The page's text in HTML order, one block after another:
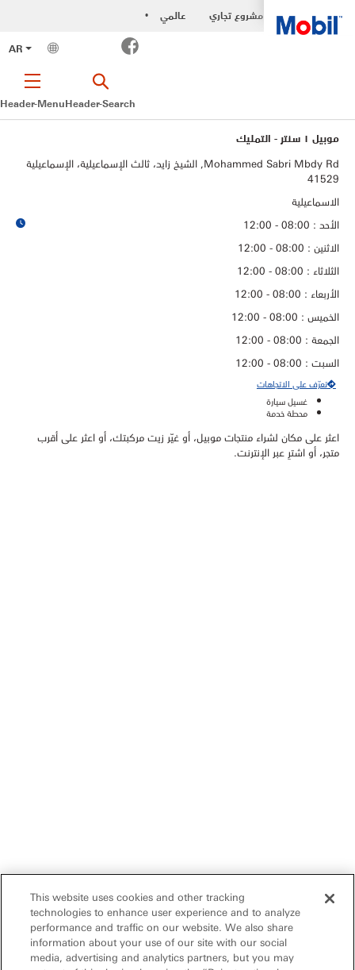
مشروع تجاري •
عالمي
AR
Facebook
Header-MenuHeader-Search
موبيل ١ سنتر - التمليك
Mohammed Sabri Mbdy Rd, الشيخ زايد، ثالث الإسماعيلية، الإسماعيلية
41529
الاسماعيلية
الأحد : 08:00 - 12:00
الاثنين : 08:00 - 12:00
الثلاثاء : 08:00 - 12:00
الأربعاء : 08:00 - 12:00
الخميس : 08:00 - 12:00
الجمعة : 08:00 - 12:00
السبت : 08:00 - 12:00
تعرّف على الاتجاهات
غسيل سيارة
محطة خدمة
اعثر على مكان لشراء منتجات موبيل، أو غيّر زيت مركبتك، أو اعثر على أقرب
متجر، أو اشترِ عبر الإنترنت.
This website uses cookies and other tracking
technologies to enhance user experience and to analyze
performance and traffic on our website. We also share
information about your use of our site with our social
media, advertising and analytics partners, but you may